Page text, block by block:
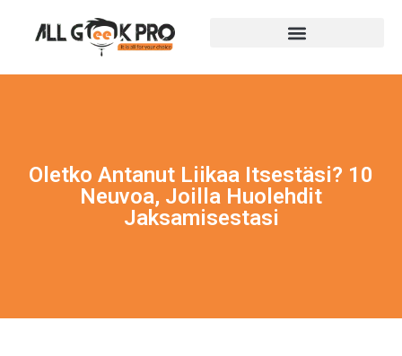
Oletko Antanut Liikaa Itsestäsi? 10
Neuvoa, Joilla Huolehdit
Jaksamisestasi